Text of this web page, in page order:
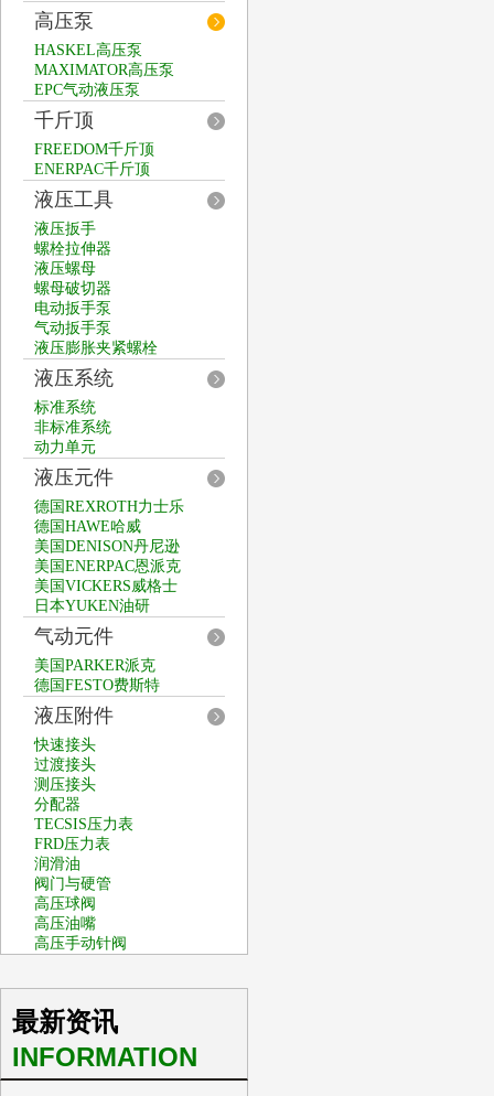
高压泵
HASKEL高压泵
MAXIMATOR高压泵
EPC气动液压泵
千斤顶
FREEDOM千斤顶
ENERPAC千斤顶
液压工具
液压扳手
螺栓拉伸器
液压螺母
螺母破切器
电动扳手泵
气动扳手泵
液压膨胀夹紧螺栓
液压系统
标准系统
非标准系统
动力单元
液压元件
德国REXROTH力士乐
德国HAWE哈威
美国DENISON丹尼逊
美国ENERPAC恩派克
美国VICKERS威格士
日本YUKEN油研
气动元件
美国PARKER派克
德国FESTO费斯特
液压附件
快速接头
过渡接头
测压接头
分配器
TECSIS压力表
FRD压力表
润滑油
阀门与硬管
高压球阀
高压油嘴
高压手动针阀
最新资讯
INFORMATION